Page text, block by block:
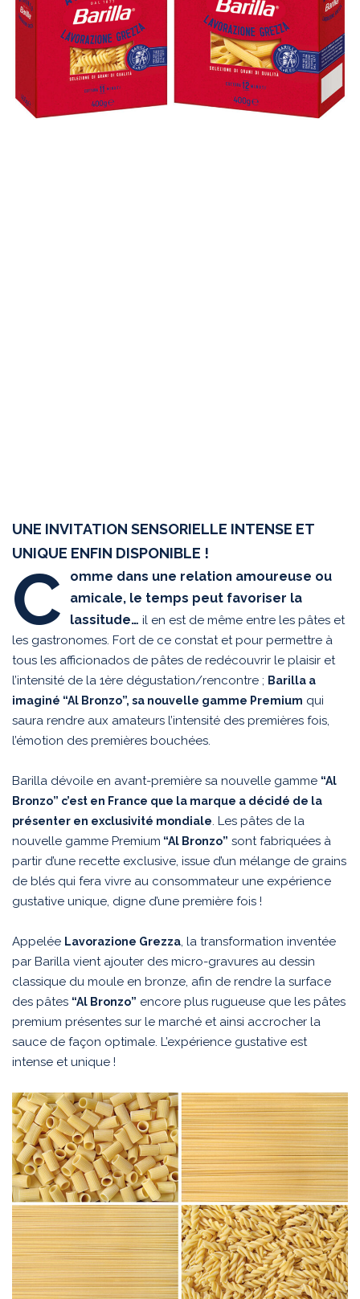
UNE INVITATION SENSORIELLE INTENSE ET
UNIQUE ENFIN DISPONIBLE !
C
omme dans une relation amoureuse ou
amicale, le temps peut favoriser la
lassitude… il en est de même entre les pâtes et
les gastronomes. Fort de ce constat et pour permettre à
tous les afficionados de pâtes de redécouvrir le plaisir et
l’intensité de la 1ère dégustation/rencontre ; Barilla a
imaginé “Al Bronzo”, sa nouvelle gamme Premium qui
saura rendre aux amateurs l’intensité des premières fois,
l’émotion des premières bouchées.
Barilla dévoile en avant-première sa nouvelle gamme “Al
Bronzo” c’est en France que la marque a décidé de la
présenter en exclusivité mondiale. Les pâtes de la
nouvelle gamme Premium “Al Bronzo” sont fabriquées à
partir d’une recette exclusive, issue d’un mélange de grains
de blés qui fera vivre au consommateur une expérience
gustative unique, digne d’une première fois !
Appelée Lavorazione Grezza, la transformation inventée
par Barilla vient ajouter des micro-gravures au dessin
classique du moule en bronze, afin de rendre la surface
des pâtes “Al Bronzo” encore plus rugueuse que les pâtes
premium présentes sur le marché et ainsi accrocher la
sauce de façon optimale. L’expérience gustative est
intense et unique !